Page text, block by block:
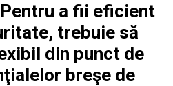
a fii eficient
trebuie să
din punct de
breşe de